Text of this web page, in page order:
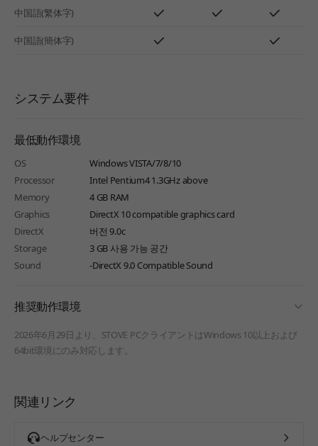
中国語(繁体字)
中国語(簡体字)
システム要件
最低動作環境
OS
Windows VISTA/7/8/10
Processor
Intel Pentium4 1.3GHz above
Memory
4 GB RAM
Graphics
DirectX 10 compatible graphics card
DirectX
버전 9.0c
Storage
3 GB 사용 가능 공간
Sound
-DirectX 9.0 Compatible Sound
推奨動作環境
2026年6月29日より、STOVE PCクライアントはWindows 10以上および
64bit環境にのみ対応します。
関連リンク
ヘルプセンター